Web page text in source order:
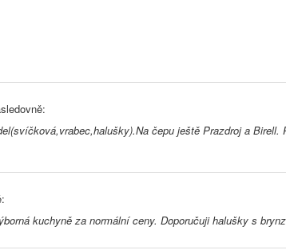
čepu ještě Prazdroj a Birell.
kuchyně za normální ceny. Doporučuji halušky s